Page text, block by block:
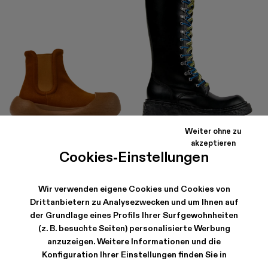
Cookies-Einstellungen
Wir verwenden eigene Cookies und Cookies von
Drittanbietern zu Analysezwecken und um Ihnen auf
der Grundlage eines Profils Ihrer Surfgewohnheiten
(z. B. besuchte Seiten) personalisierte Werbung
anzuzeigen. Weitere Informationen und die
Konfiguration Ihrer Einstellungen finden Sie in
Weiter ohne zu
akzeptieren
280 €
315 €
-40%525 €